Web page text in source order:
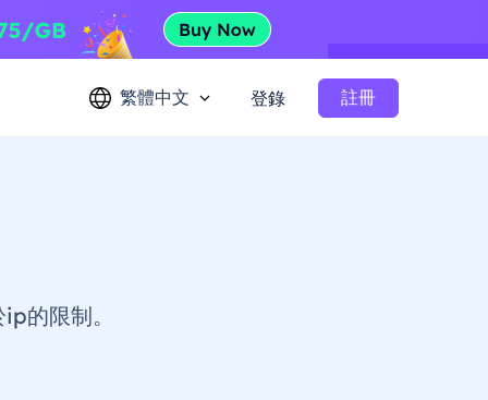
繁體中文 登錄 註冊
的限制。